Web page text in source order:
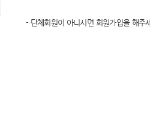
- 단체회원이 아니시면 회원가입을 해주